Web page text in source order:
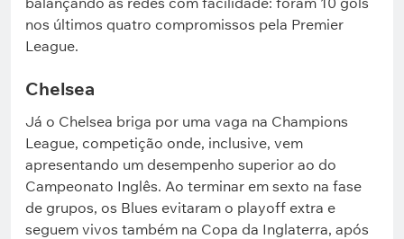
nos últimos quatro compromissos pela Premier
League.
Chelsea
Já o Chelsea briga por uma vaga na Champions
League, competição onde, inclusive, vem
apresentando um desempenho superior ao do
Campeonato Inglês. Ao terminar em sexto na fase
de grupos, os Blues evitaram o playoff extra e
seguem vivos também na Copa da Inglaterra, após